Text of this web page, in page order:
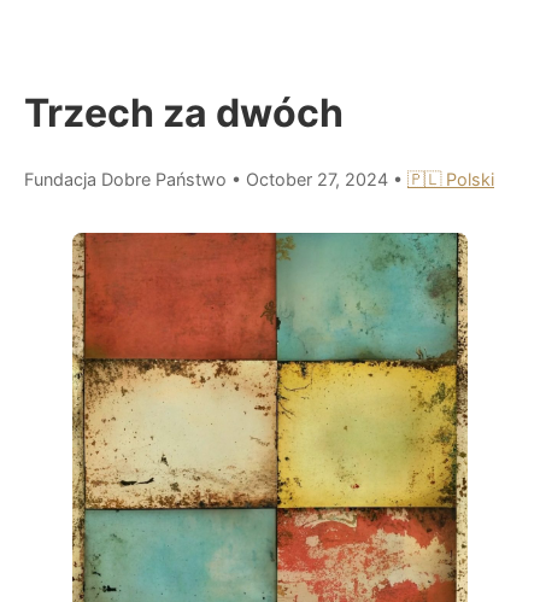
Trzech za dwóch
Fundacja Dobre Państwo • October 27, 2024 • 🇵🇱 Polski